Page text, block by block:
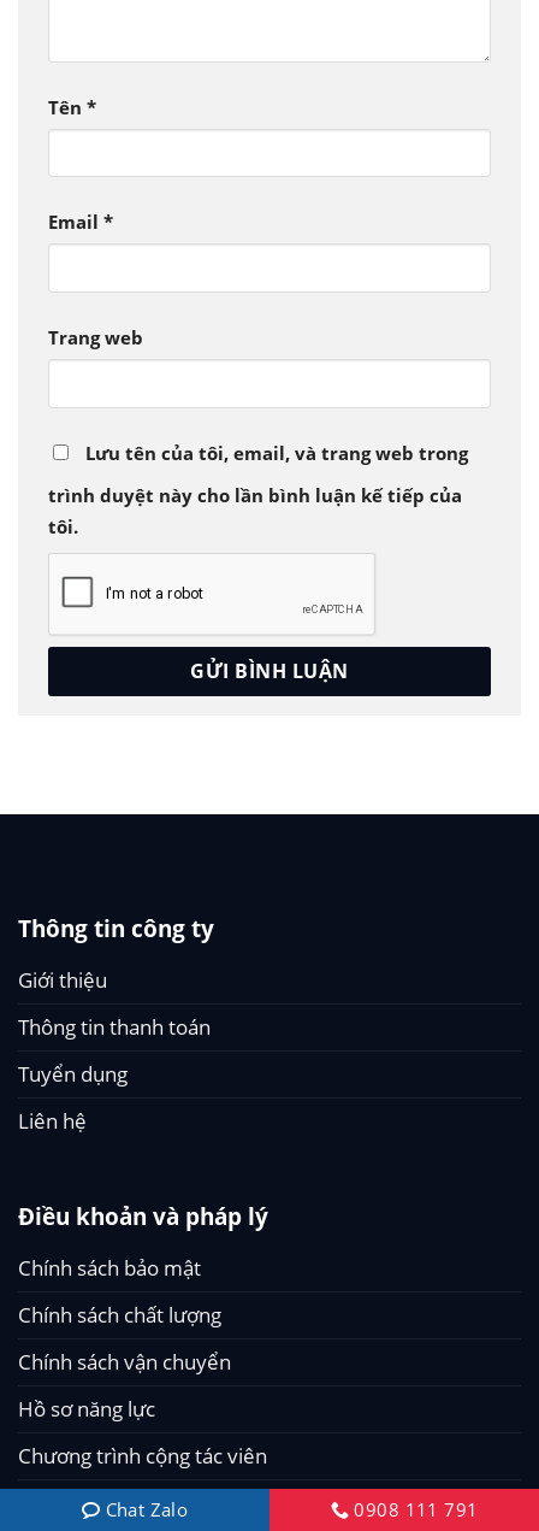
Tên *
Email *
Trang web
Lưu tên của tôi, email, và trang web trong
trình duyệt này cho lần bình luận kế tiếp của
tôi.
Thông tin công ty
Giới thiệu
Thông tin thanh toán
Tuyển dụng
Liên hệ
Điều khoản và pháp lý
Chính sách bảo mật
Chính sách chất lượng
Chính sách vận chuyển
Hồ sơ năng lực
Chương trình cộng tác viên
Câu hỏi thường gặp
Chat Zalo 0908 111 791